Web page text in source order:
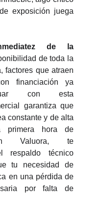
exposición juega
de la
de toda la
factores que atraen
financiación ya
con esta
garantiza que
constante y de alta
primera hora de
Valuora, te
respaldo técnico
tu necesidad de
en una pérdida de
por falta de